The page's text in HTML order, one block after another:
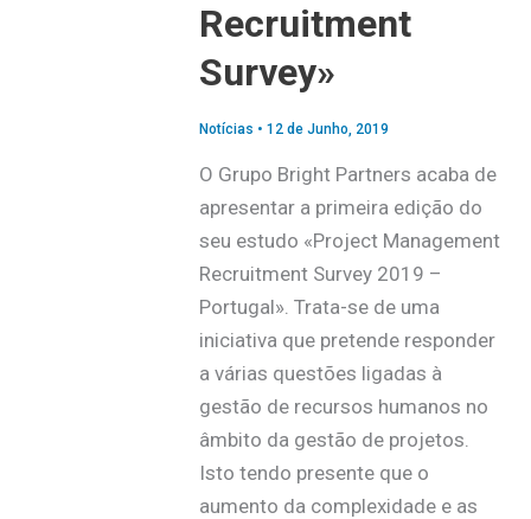
Recruitment
Survey»
Notícias • 12 de Junho, 2019
O Grupo Bright Partners acaba de
apresentar a primeira edição do
seu estudo «Project Management
Recruitment Survey 2019 –
Portugal». Trata-se de uma
iniciativa que pretende responder
a várias questões ligadas à
gestão de recursos humanos no
âmbito da gestão de projetos.
Isto tendo presente que o
aumento da complexidade e as